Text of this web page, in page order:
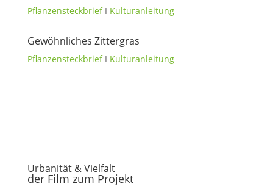
PflanzensteckbriefI Kulturanleitung
Gewöhnliches Zittergras
PflanzensteckbriefI Kulturanleitung
Urbanität & Vielfalt
der Film zum Projekt